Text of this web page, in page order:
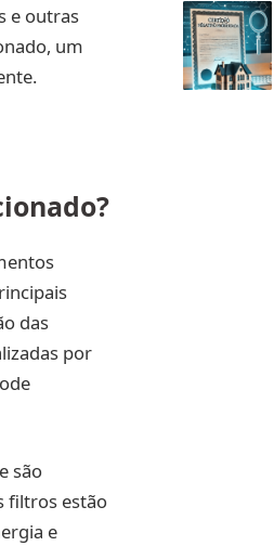
e outras
um
das
por
são
filtros estão
e